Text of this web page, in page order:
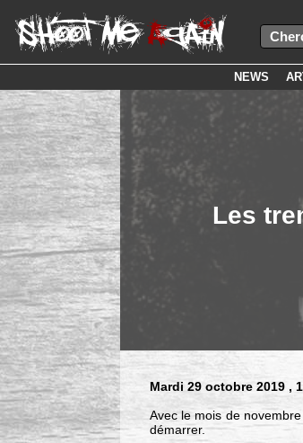
NEWS
Les
Mardi 29 octobre 2019 ,
Avec le mois de
démarrer.